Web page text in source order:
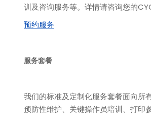
训及咨询服务等。详情请咨询您的
预约服务
服务套餐
我们的标准及定制化服务套餐面向所
预防性维护、关键操作员培训、打印